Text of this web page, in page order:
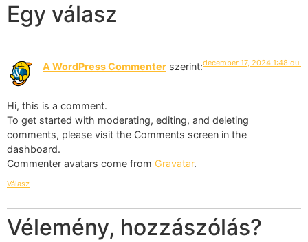
Egy válasz
A WordPress Commenter szerint:december 17, 2024 1:48 du.
Hi, this is a comment.
To get started with moderating, editing, and deleting
comments, please visit the Comments screen in the
dashboard.
Commenter avatars come from Gravatar.
Válasz
Vélemény, hozzászólás?